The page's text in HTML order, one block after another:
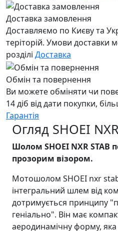
Доставка замовлення
Доставляємо по Києву та
теріторій. Умови доставки
розділі Доставка
Обмін та повернення
Ви можете обміняти чи
14 діб від дати покупки,
Гарантія
Огляд SHOEI
Шолом SHOEI NXR STAB
прозорим візором.
Мотошолом SHOEI nxr stab
інтегральний шлем від
дотримується принципу
геніально". Він має
аеродинамічну форму,